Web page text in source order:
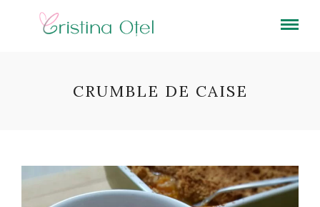
CRUMBLE DE CAISE